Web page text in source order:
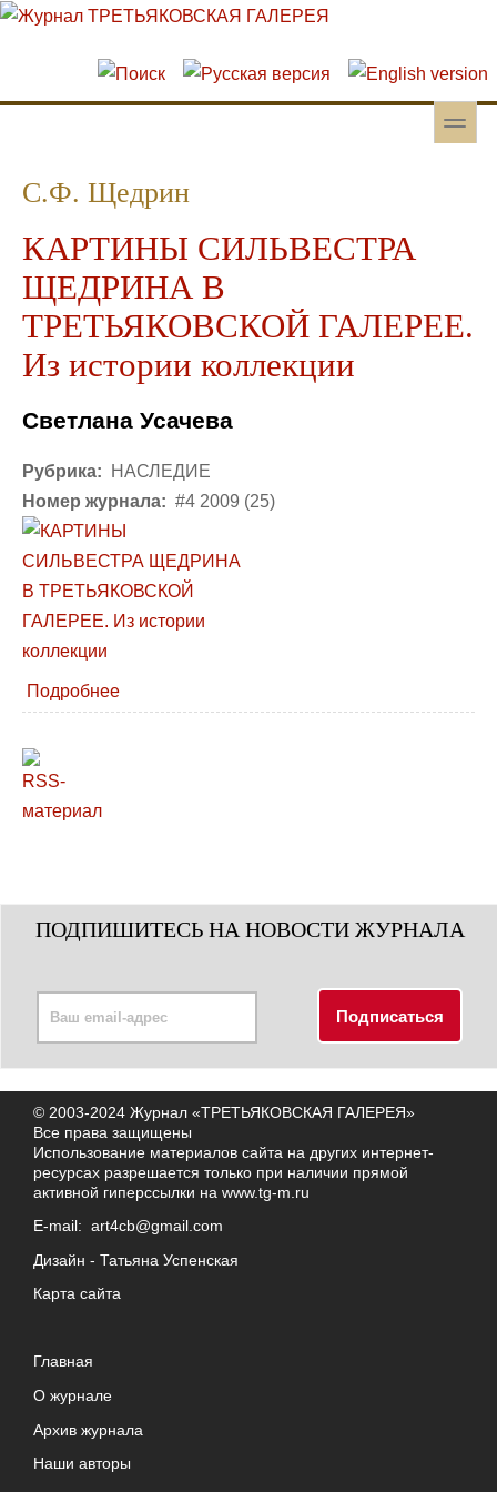
Перейти к основному содержанию
Skip to search
toggle
С.Ф. Щедрин
КАРТИНЫ СИЛЬВЕСТРА
ЩЕДРИНА В
ТРЕТЬЯКОВСКОЙ ГАЛЕРЕЕ.
Из истории коллекции
Светлана Усачева
Рубрика:
НАСЛЕДИЕ
Номер журнала: #4 2009 (25)
Подробнее
ПОДПИШИТЕСЬ НА НОВОСТИ ЖУРНАЛА
© 2003-2024 Журнал «ТРЕТЬЯКОВСКАЯ ГАЛЕРЕЯ»
Все права защищены
Использование материалов сайта на других интернет-
ресурсах разрешается только при наличии прямой
активной гиперссылки на www.tg-m.ru
E-mail: art4cb@gmail.com
Дизайн - Татьяна Успенская
Карта сайта
Главная
О журнале
Архив журнала
Наши авторы